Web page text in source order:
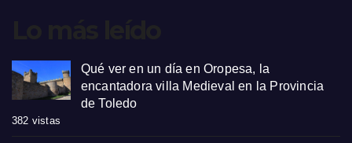
Qué ver en un día en Oropesa, la
encantadora villa Medieval en la Provincia
de Toledo
382 vistas